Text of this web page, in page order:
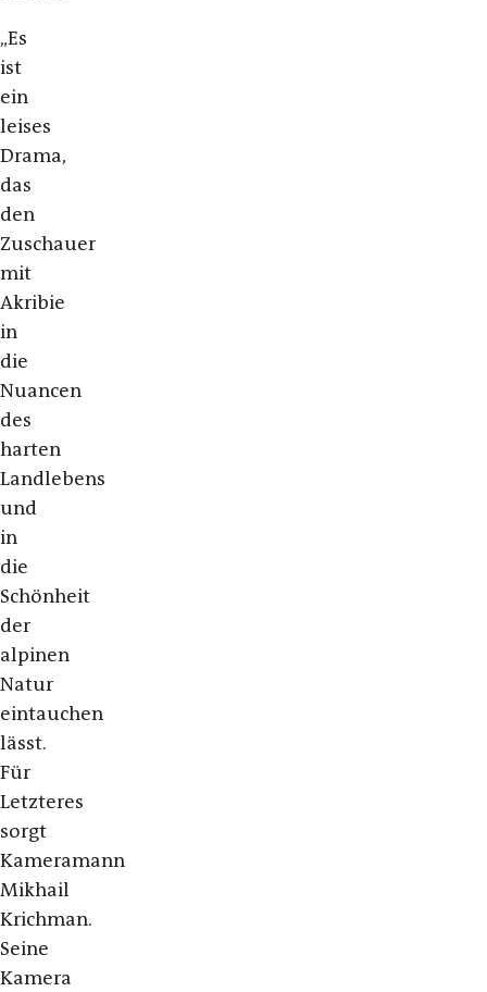
„Es
ist
ein
leises
Drama,
das
den
Zuschauer
mit
Akribie
in
die
Nuancen
des
harten
Landlebens
und
in
die
Schönheit
der
alpinen
Natur
eintauchen
lässt.
Für
Letzteres
sorgt
Kameramann
Mikhail
Krichman.
Seine
Kamera